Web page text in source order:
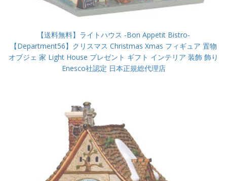
【送料無料】ライトハウス -Bon Appetit Bistro-
【Department56】クリスマス Christmas Xmas フィギュア 置物
オブジェ 家 Light House プレゼント ギフト インテリア 装飾 飾り
Enesco社認定 日本正規総代理店